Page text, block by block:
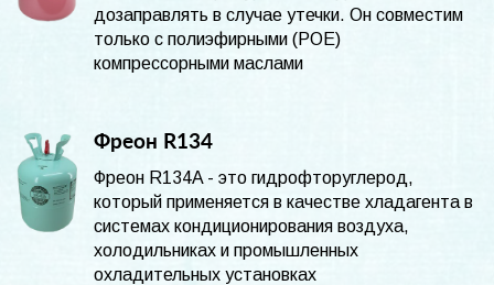
дозаправлять в случае утечки. Он совместим
только с полиэфирными (POE)
компрессорными маслами
Фреон R134
Фреон R134A - это гидрофторуглерод,
который применяется в качестве хладагента в
системах кондиционирования воздуха,
холодильниках и промышленных
охладительных установках